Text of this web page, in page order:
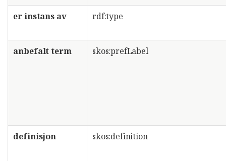
er instans av
rdf:type
anbefalt term skos:prefLabel
definisjon skos:definition